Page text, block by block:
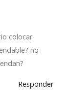
colocar
no
Responder